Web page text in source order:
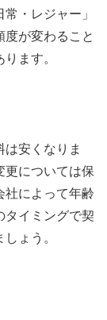
・レジャー」
が変わること
ます。
安くなりま
更については保
社によって年齢
タイミングで契
ょう。